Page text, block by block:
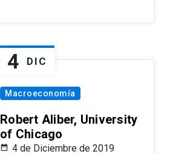
4 DIC
Macroeconomía
Robert Aliber, University
of Chicago
4 de Diciembre de 2019